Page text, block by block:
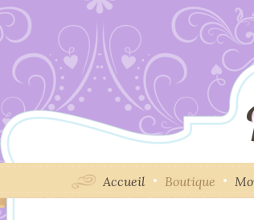
Accueil Boutique